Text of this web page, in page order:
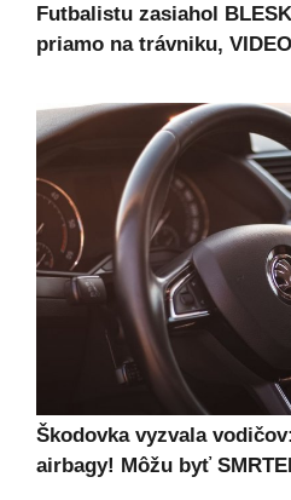
Futbalistu zasiahol
priamo na trávniku, VIDEO
Škodovka vyzvala
airbagy! Môžu byť